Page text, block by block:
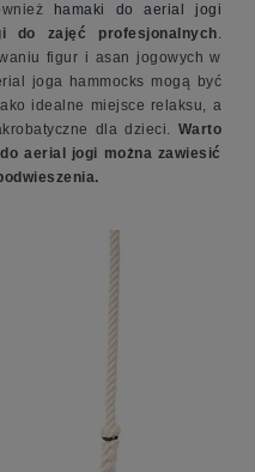
hamaki do aerial jogi
do zajęć profesjonalnych.
figur i asan jogowych w
joga hammocks mogą być
idealne miejsce relaksu, a
dla dzieci. Warto
aerial jogi można zawiesić